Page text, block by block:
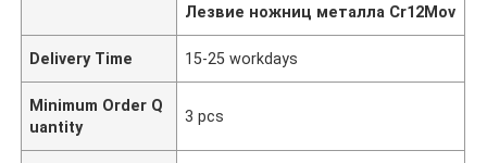
Лезвие ножниц металла Cr12Mov
Delivery Time 15-25 workdays
Minimum Order Q
uantity
3 pcs